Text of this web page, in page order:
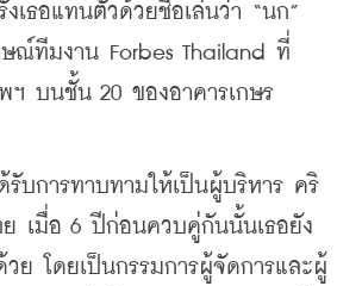
เธอแทนตัวด้วยชื่อเล่นว่า “นก”
ษณ์ทีมงาน Forbes Thailand ที่
ฯ บนชั้น 20 ของอาคารเกษร
การทาบทามให้เป็นผู้บริหาร คริ
เมื่อ 6 ปีก่อนควบคู่กันนั้นเธอยัง
ย โดยเป็นกรรมการผู้จัดการและผู้